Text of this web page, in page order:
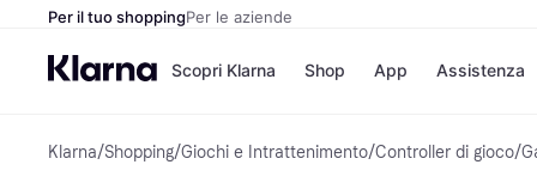
Per il tuo shoppingPer le aziende
Scopri Klarna
Opzioni di
Shop
Negozi
App Assistenza
Klarna/Shopping/Giochi e Intrattenimento/Controller di gioco/